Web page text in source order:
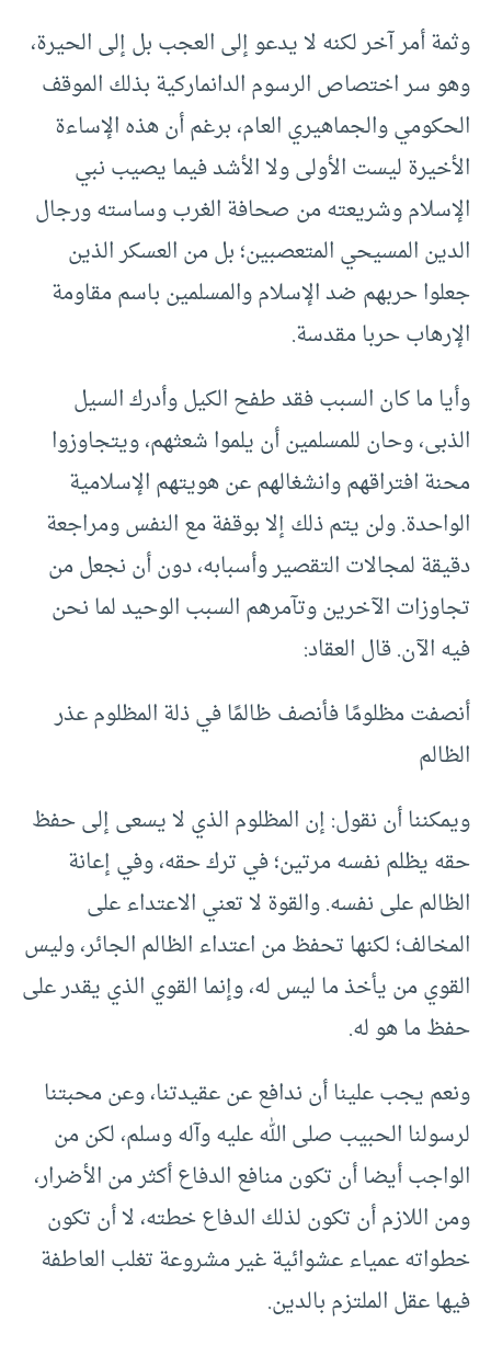
وثمة أمر آخر لكنه لا يدعو إلى العجب بل إلى الحيرة،
وهو سر اختصاص الرسوم الدانماركية بذلك الموقف
الحكومي والجماهيري العام، برغم أن هذه الإساءة
الأخيرة ليست الأولى ولا الأشد فيما يصيب نبي
الإسلام وشريعته من صحافة الغرب وساسته ورجال
الدين المسيحي المتعصبين؛ بل من العسكر الذين
جعلوا حربهم ضد الإسلام والمسلمين باسم مقاومة
الإرهاب حربا مقدسة.
وأيا ما كان السبب فقد طفح الكيل وأدرك السيل
الذبى، وحان للمسلمين أن يلموا شعثهم، ويتجاوزوا
محنة افتراقهم وانشغالهم عن هويتهم الإسلامية
الواحدة. ولن يتم ذلك إلا بوقفة مع النفس ومراجعة
دقيقة لمجالات التقصير وأسبابه، دون أن نجعل من
تجاوزات الآخرين وتآمرهم السبب الوحيد لما نحن
فيه الآن. قال العقاد:
أنصفت مظلومًا فأنصف ظالمًا في ذلة المظلوم عذر
الظالم
ويمكننا أن نقول: إن المظلوم الذي لا يسعى إلى حفظ
حقه يظلم نفسه مرتين؛ في ترك حقه، وفي إعانة
الظالم على نفسه. والقوة لا تعني الاعتداء على
المخالف؛ لكنها تحفظ من اعتداء الظالم الجائر، وليس
القوي من يأخذ ما ليس له، وإنما القوي الذي يقدر على
حفظ ما هو له.
ونعم يجب علينا أن ندافع عن عقيدتنا، وعن محبتنا
لرسولنا الحبيب صلى الله عليه وآله وسلم، لكن من
الواجب أيضا أن تكون منافع الدفاع أكثر من الأضرار،
ومن اللازم أن تكون لذلك الدفاع خطته، لا أن تكون
خطواته عمياء عشوائية غير مشروعة تغلب العاطفة
فيها عقل الملتزم بالدين.